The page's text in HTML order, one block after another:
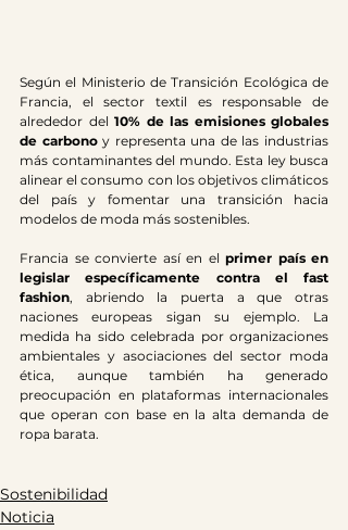
Según el Ministerio de Transición Ecológica de
Francia, el sector textil es responsable de
alrededor del 10% de las emisiones globales
de carbono y representa una de las industrias
más contaminantes del mundo. Esta ley busca
alinear el consumo con los objetivos climáticos
del país y fomentar una transición hacia
modelos de moda más sostenibles.
Francia se convierte así en el primer país en
legislar específicamente contra el fast
fashion, abriendo la puerta a que otras
naciones europeas sigan su ejemplo. La
medida ha sido celebrada por organizaciones
ambientales y asociaciones del sector moda
ética, aunque también ha generado
preocupación en plataformas internacionales
que operan con base en la alta demanda de
ropa barata.
Sostenibilidad
Noticia